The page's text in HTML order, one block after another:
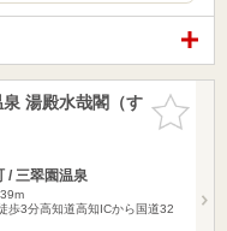
お気に入
りに追加
湯殿水哉閣（す
/ 三翠園温泉
歩3分高知道高知ICから国道32